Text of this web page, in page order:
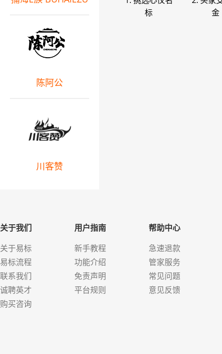
标
金
陈阿公
川客赞
关于我们
关于易标
易标流程
联系我们
诚聘英才
购买咨询
用户指南
新手教程
功能介绍
免责声明
平台规则
帮助中心
急速退款
管家服务
常见问题
意见反馈